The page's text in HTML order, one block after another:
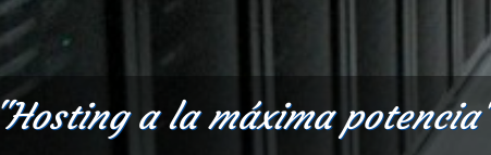
"Hosting a la máxima